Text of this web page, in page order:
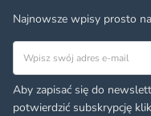
Najnowsze wpisy prosto
Adres email
Aby zapisać się do
potwierdzić subskrypcję